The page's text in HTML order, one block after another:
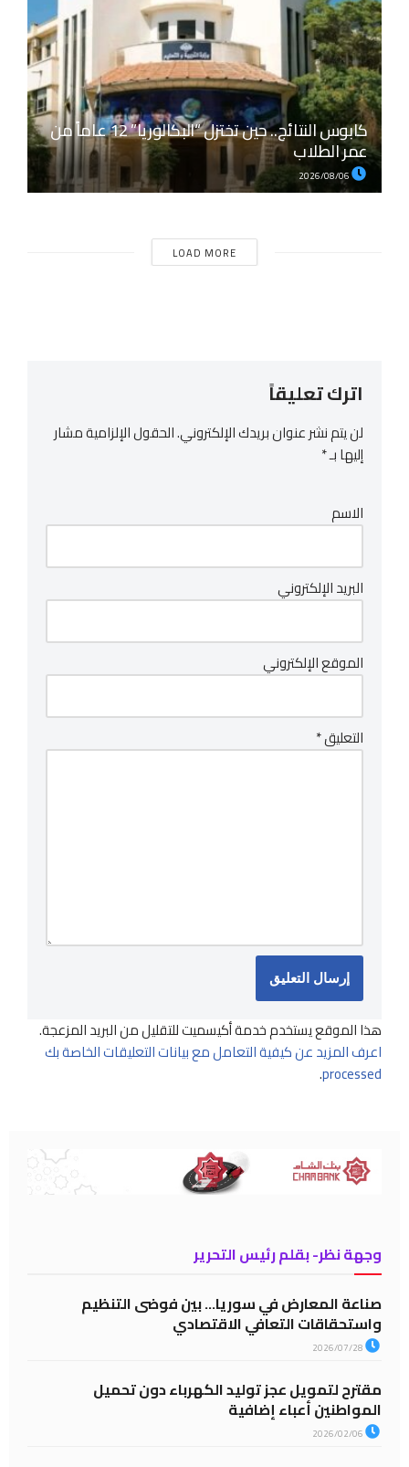
كابوس النتائج.. حين تختزل “البكالوريا” 12 عاماً من
عمر الطلاب
LOAD MORE
اترك تعليقاً
لن يتم نشر عنوان بريدك الإلكتروني.الحقول الإلزامية مشار
إليها بـ*
الاسم
البريد الإلكتروني
الموقع الإلكتروني
التعليق*
هذا الموقع يستخدم خدمة أكيسميت للتقليل من البريد المزعجة.
اعرف المزيد عن كيفية التعامل مع بيانات التعليقات الخاصة بك
processed
.
وجهة نظر- بقلم رئيس التحرير
صناعة المعارض في سوريا… بين فوضى التنظيم
واستحقاقات التعافي الاقتصادي
مقترح لتمويل عجز توليد الكهرباء دون تحميل
المواطنين أعباء إضافية